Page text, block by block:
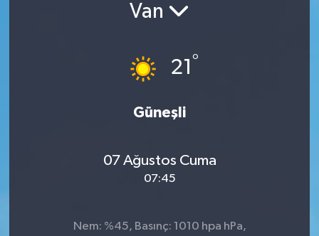
Van
21 °
Güneşli
07 Ağustos Cuma
07:45
Nem: %45, Basınç: 1010 hpa hPa,